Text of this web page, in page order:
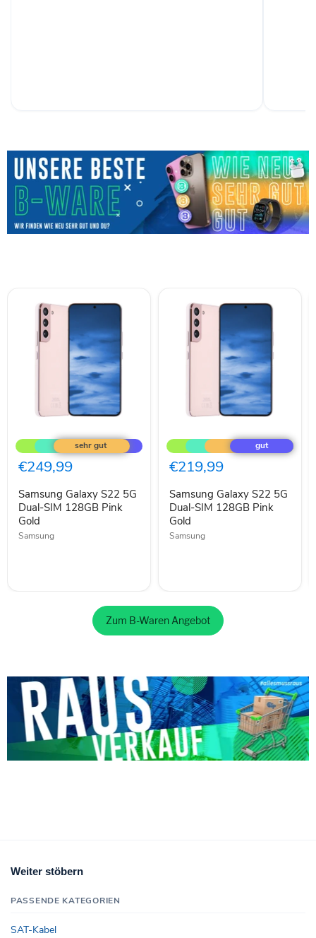
Galaxy
S22
5G
Dual-
128GB
Pink
Gold
€249,99
Samsung Galaxy S22 5G
Dual-SIM 128GB Pink
Gold
Samsung
Galaxy
S22
5G
Dual-
128GB
Pink
Gold
€219,99
Samsung Galaxy S22 5G
Dual-SIM 128GB Pink
Gold
Samsung
Zum B-Waren Angebot
Weiter stöbern
PASSENDE KATEGORIEN
SAT-Kabel